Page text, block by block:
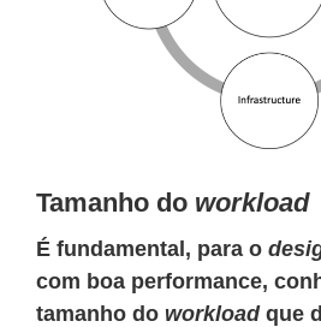
Tamanho do workload
É fundamental, para o
com boa performance,
tamanho do workloadque